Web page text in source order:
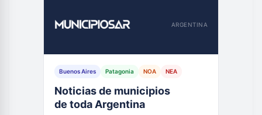
ARGENTINA
Buenos Aires Patagonia NOA NEA
Noticias de municipios
de toda Argentina